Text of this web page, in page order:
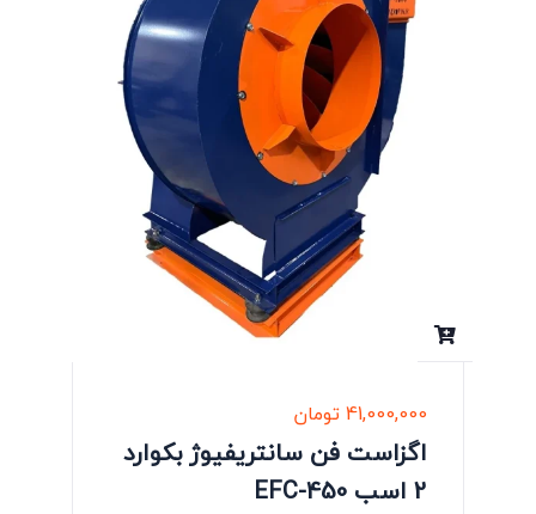
41,000,000تومان
اگزاست فن سانتریفیوژ بکوارد
2 اسب EFC-450